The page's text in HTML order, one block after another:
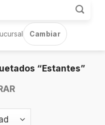
Cambiar
“Estantes”